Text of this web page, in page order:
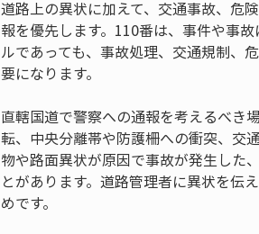
道路上の異状に加えて、交通事故、危
報を優先します。110番は、事件や事
ルであっても、事故処理、交通規制、
要になります。
直轄国道で警察への通報を考えるべき
転、中央分離帯や防護柵への衝突、交
物や路面異状が原因で事故が発生した
とがあります。道路管理者に異状を伝
めです。